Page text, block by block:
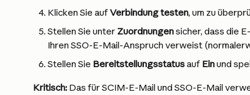
Klicken Sie auf Verbindung testen, um zu
Stellen Sie unter Zuordnungen sicher, dass die
Ihren SSO-E-Mail-Anspruch verweist
Stellen Sie Bereitstellungsstatus auf Ein und
Kritisch: Das für SCIM-E-Mail und SSO-E-Mail